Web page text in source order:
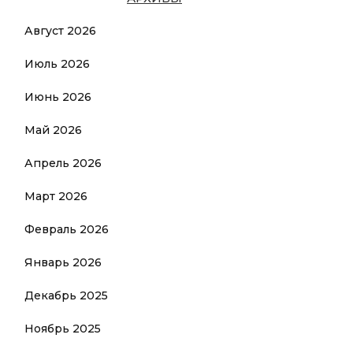
Август 2026
Июль 2026
Июнь 2026
Май 2026
Апрель 2026
Март 2026
Февраль 2026
Январь 2026
Декабрь 2025
Ноябрь 2025